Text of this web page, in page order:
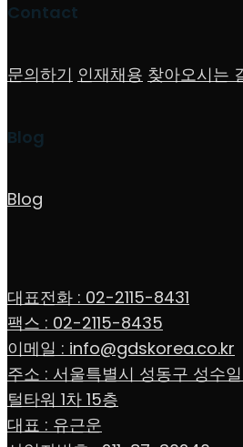
Contact
문의하기 인재채용 찾아오시는
Blog
Blog
대표전화 : 02-2115-8431
팩스 : 02-2115-8435
이메일 : info@gdskorea.co.kr
주소 : 서울특별시 성동구 성수
털타워 1차 15층
대표 : 유근운